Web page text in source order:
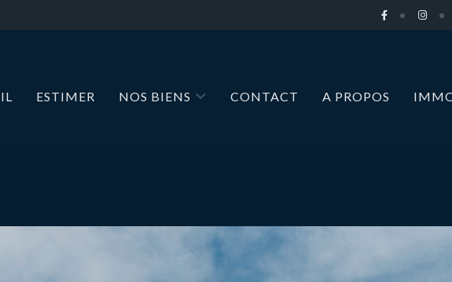
ESTIMER NOS BIENS CONTACT A PROPOS